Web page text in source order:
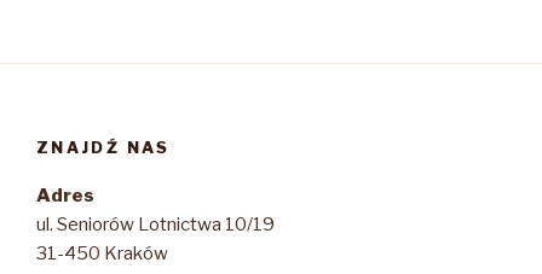
ZNAJDŹ NAS
Adres
ul. Seniorów Lotnictwa 10/19
31-450 Kraków